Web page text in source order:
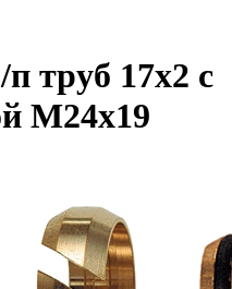
труб 17x2 с
М24х19